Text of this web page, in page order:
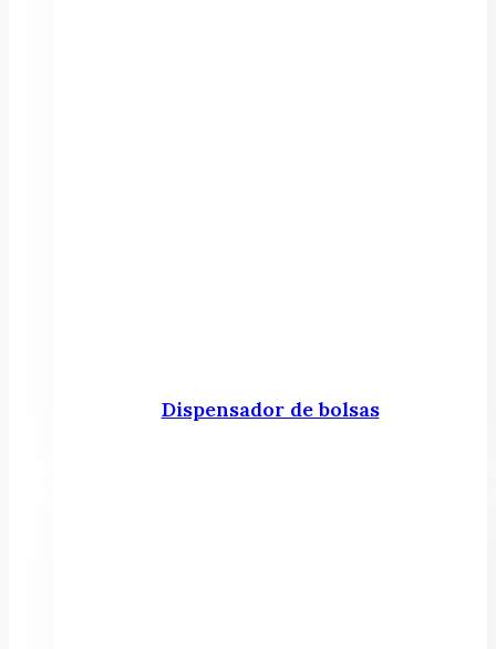
Dispensador de bolsas